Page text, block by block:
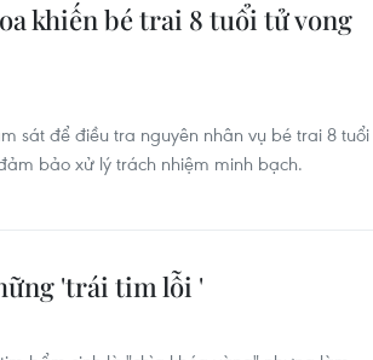
khiến bé trai 8 tuổi tử vong
sát để điều tra nguyên nhân vụ bé trai 8 tuổi
bảo xử lý trách nhiệm minh bạch.
'trái tim lỗi '